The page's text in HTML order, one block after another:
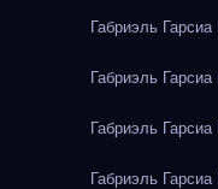
Габриэль
Габриэль
Габриэль
Габриэль